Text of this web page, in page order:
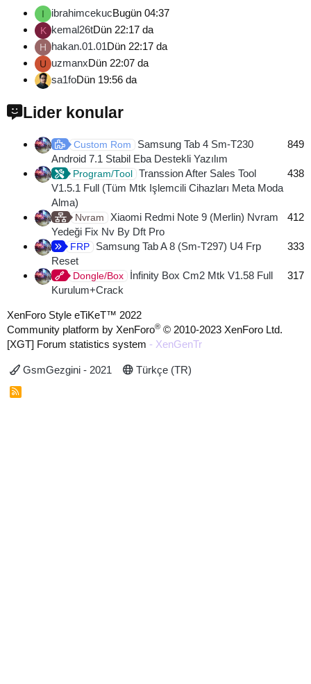
I ibrahimcekucBugün 04:37
K kemal26tDün 22:17 da
H hakan.01.01Dün 22:17 da
U uzmanxDün 22:07 da
sa1foDün 19:56 da
Lider konular
Custom Rom
Samsung Tab 4 Sm-T230
Android 7.1 Stabil Eba Destekli Yazılım
849
Program/Tool Transsion After Sales Tool
V1.5.1 Full (Tüm Mtk Işlemcili Cihazları Meta Moda
Alma)
438
Nvram
Xiaomi Redmi Note 9 (Merlin) Nvram
Yedeği Fix Nv By Dft Pro
412
FRP
Samsung Tab A 8 (Sm-T297) U4 Frp
Reset
333
Dongle/Box
İnfinity Box Cm2 Mtk V1.58 Full
Kurulum+Crack
317
XenForo Style eTiKeT™ 2022
Community platform by XenForo® © 2010-2023 XenForo Ltd.
[XGT] Forum statistics system - XenGenTr
GsmGezgini - 2021 Türkçe (TR)
R